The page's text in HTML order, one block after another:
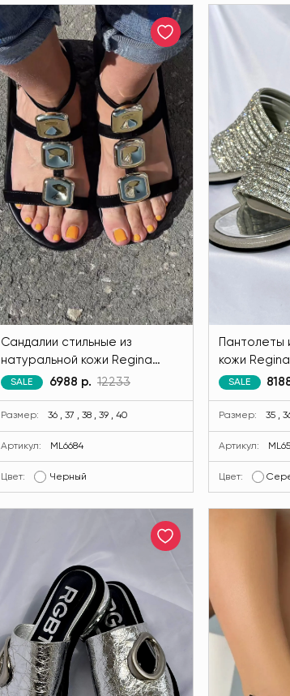
Сандалии стильные из
натуральной кожи Regina
Bottini черного цвета MODLAV
SALE 6988 р. 12233
Размер: 36 , 37 , 38 , 39 , 40
Артикул: ML6684
Цвет: Черный
Пантолеты
кожи
SALE
Размер: 35 ,
Артикул:
Цвет: